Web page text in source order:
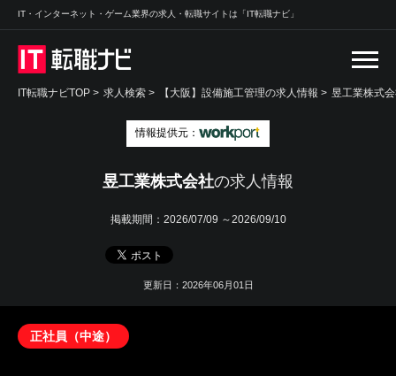
IT・インターネット・ゲーム業界の求人・転職サイトは「IT転職ナビ」
IT転職ナビTOP > 求人検索 > 【大阪】設備施工管理の求人情報 > 昱工業株式
情報提供元：
昱工業株式会社の求人情報
掲載期間： 2026/07/09 ～2026/09/10
更新日：2026年06月01日
正社員（中途）